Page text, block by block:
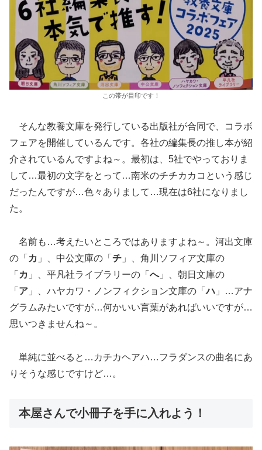
この帯が目印です！
そんな教養文庫を発行している出版社が合同で、コラボ
フェアを開催しているんです。各社の編集長の推し本が紹
介されているんですよね～。最初は、5社でやっておりま
して…最初の文字をとって…南米のチチカカコという感じ
だったんですが…色々ありまして…現在は6社になりまし
た。
名前も…考えたいところではありますよね～。河出文庫
の「 カ 」、中公文庫の「 チ 」、角川ソフィア文庫の
「 カ 」、平凡社ライブラリーの「 へ」、朝日文庫の
「 ア 」、ハヤカワ・ノンフィクション文庫の「ハ 」…アナ
グラムみたいですが…何かいい言葉があればいいですが…
思いつきませんね～。
単純に並べると…カチカヘアハ…フラダンスの曲名にあ
りそうな感じですけど…。
本屋さんで小冊子を手に入れよう！